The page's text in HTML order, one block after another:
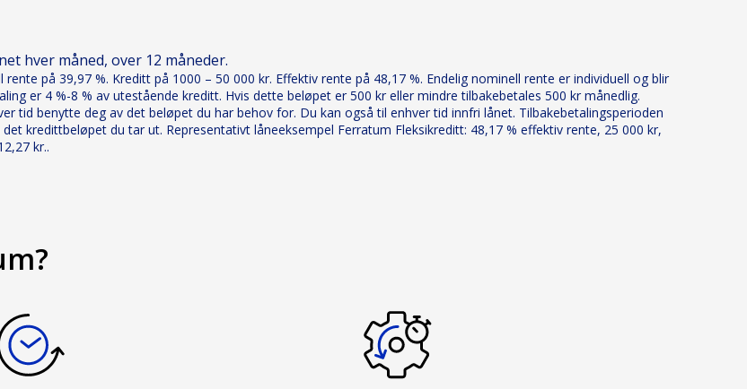
hver måned, over 12 måneder.
på 39,97 %. Kreditt på 1000 – 50 000 kr. Effektiv rente på 48,17 %. Endelig nominell rente er individuell og blir
er 4 %-8 % av utestående kreditt. Hvis dette beløpet er 500 kr eller mindre tilbakebetales 500 kr månedlig.
tid benytte deg av det beløpet du har behov for. Du kan også til enhver tid innfri lånet. Tilbakebetalingsperioden
kredittbeløpet du tar ut. Representativt låneeksempel Ferratum Fleksikreditt: 48,17 % effektiv rente, 25 000 kr,
kr..